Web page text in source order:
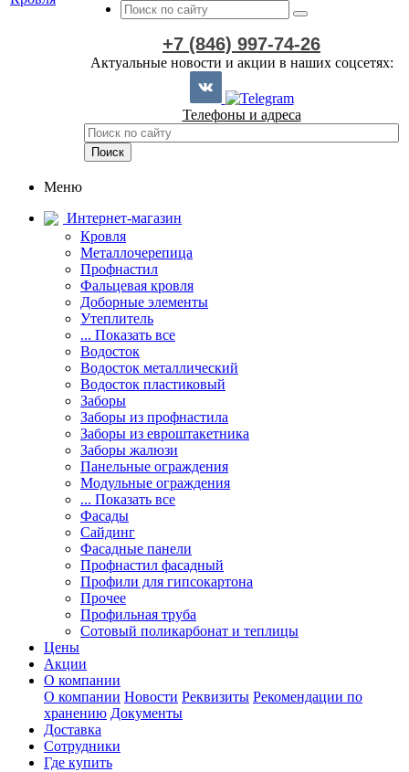
+7 (846) 997-74-26
Актуальные новости и акции в наших соцсетях:
Телефоны и адреса
Меню
Интернет-магазин
Кровля
Металлочерепица
Профнастил
Фальцевая кровля
Доборные элементы
Утеплитель
... Показать все
Водосток
Водосток металлический
Водосток пластиковый
Заборы
Заборы из профнастила
Заборы из евроштакетника
Заборы жалюзи
Панельные ограждения
Модульные ограждения
... Показать все
Фасады
Сайдинг
Фасадные панели
Профнастил фасадный
Профили для гипсокартона
Прочее
Профильная труба
Сотовый поликарбонат и теплицы
Цены
Акции
О компании
О компании Новости Реквизиты Рекомендации по
хранению Документы
Доставка
Сотрудники
Где купить